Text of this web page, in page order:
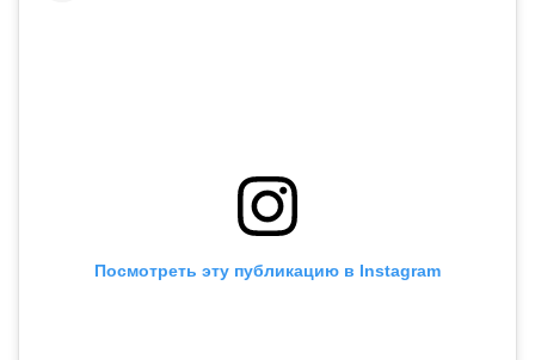
Посмотреть эту публикацию в Instagram